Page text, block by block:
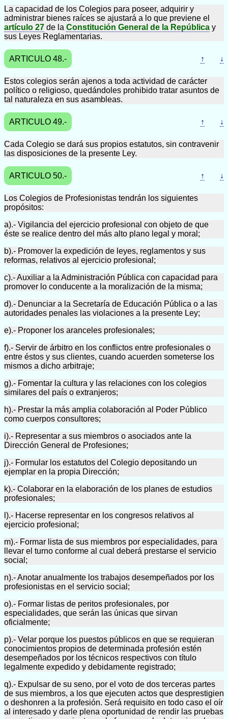
La capacidad de los Colegios para poseer, adquirir y
administrar bienes raíces se ajustará a lo que previene el
artículo 27 de la Constitución General de la República y
sus Leyes Reglamentarias.
ARTICULO 48.- ↑ ↓
Estos colegios serán ajenos a toda actividad de carácter
político o religioso, quedándoles prohibido tratar asuntos de
tal naturaleza en sus asambleas.
ARTICULO 49.- ↑ ↓
Cada Colegio se dará sus propios estatutos, sin contravenir
las disposiciones de la presente Ley.
ARTICULO 50.- ↑ ↓
Los Colegios de Profesionistas tendrán los siguientes
propósitos:
a).- Vigilancia del ejercicio profesional con objeto de que
éste se realice dentro del más alto plano legal y moral;
b).- Promover la expedición de leyes, reglamentos y sus
reformas, relativos al ejercicio profesional;
c).- Auxiliar a la Administración Pública con capacidad para
promover lo conducente a la moralización de la misma;
d).- Denunciar a la Secretaría de Educación Pública o a las
autoridades penales las violaciones a la presente Ley;
e).- Proponer los aranceles profesionales;
f).- Servir de árbitro en los conflictos entre profesionales o
entre éstos y sus clientes, cuando acuerden someterse los
mismos a dicho arbitraje;
g).- Fomentar la cultura y las relaciones con los colegios
similares del país o extranjeros;
h).- Prestar la más amplia colaboración al Poder Público
como cuerpos consultores;
i).- Representar a sus miembros o asociados ante la
Dirección General de Profesiones;
j).- Formular los estatutos del Colegio depositando un
ejemplar en la propia Dirección;
k).- Colaborar en la elaboración de los planes de estudios
profesionales;
l).- Hacerse representar en los congresos relativos al
ejercicio profesional;
m).- Formar lista de sus miembros por especialidades, para
llevar el turno conforme al cual deberá prestarse el servicio
social;
n).- Anotar anualmente los trabajos desempeñados por los
profesionistas en el servicio social;
o).- Formar listas de peritos profesionales, por
especialidades, que serán las únicas que sirvan
oficialmente;
p).- Velar porque los puestos públicos en que se requieran
conocimientos propios de determinada profesión estén
desempeñados por los técnicos respectivos con título
legalmente expedido y debidamente registrado;
q).- Expulsar de su seno, por el voto de dos terceras partes
de sus miembros, a los que ejecuten actos que desprestigien
o deshonren a la profesión. Será requisito en todo caso el oír
al interesado y darle plena oportunidad de rendir las pruebas